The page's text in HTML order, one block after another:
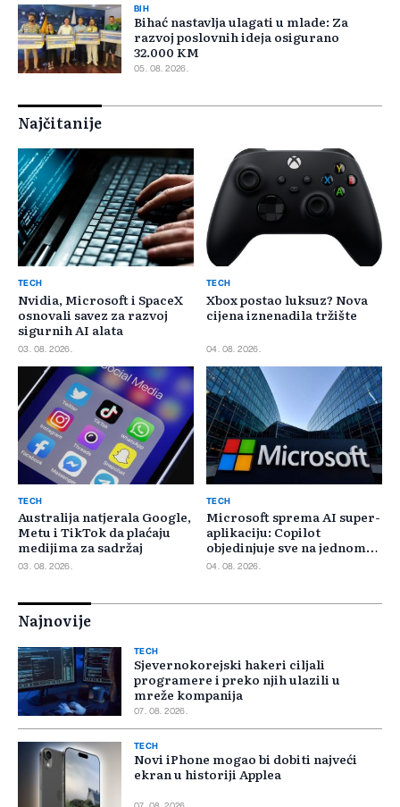
BIH
Bihać nastavlja ulagati u mlade: Za
razvoj poslovnih ideja osigurano
32.000 KM
05. 08. 2026.
Najčitanije
TECH
Nvidia, Microsoft i SpaceX
osnovali savez za razvoj
sigurnih AI alata
03. 08. 2026.
TECH
Xbox postao luksuz? Nova
cijena iznenadila tržište
04. 08. 2026.
TECH
Australija natjerala Google,
Metu i TikTok da plaćaju
medijima za sadržaj
03. 08. 2026.
TECH
Microsoft sprema AI super-
aplikaciju: Copilot
objedinjuje sve na jednom
mjestu
04. 08. 2026.
Najnovije
TECH
Sjevernokorejski hakeri ciljali
programere i preko njih ulazili u
mreže kompanija
07. 08. 2026.
TECH
Novi iPhone mogao bi dobiti najveći
ekran u historiji Applea